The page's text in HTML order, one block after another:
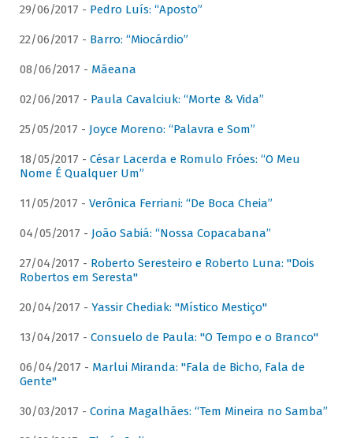
29/06/2017 - Pedro Luís: “Aposto”
22/06/2017 - Barro: “Miocárdio”
08/06/2017 - Mãeana
02/06/2017 - Paula Cavalciuk: “Morte & Vida”
25/05/2017 - Joyce Moreno: “Palavra e Som”
18/05/2017 - César Lacerda e Romulo Fróes: “O Meu
Nome É Qualquer Um”
11/05/2017 - Verônica Ferriani: “De Boca Cheia”
04/05/2017 - João Sabiá: “Nossa Copacabana”
27/04/2017 - Roberto Seresteiro e Roberto Luna: "Dois
Robertos em Seresta"
20/04/2017 - Yassir Chediak: "Místico Mestiço"
13/04/2017 - Consuelo de Paula: "O Tempo e o Branco"
06/04/2017 - Marlui Miranda: "Fala de Bicho, Fala de
Gente"
30/03/2017 - Corina Magalhães: “Tem Mineira no Samba”